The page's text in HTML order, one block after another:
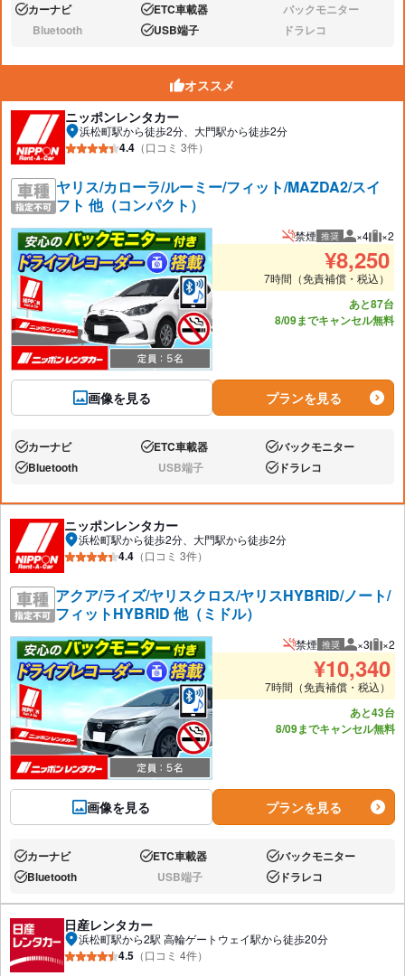
あり:カーナビ あり:ETC車載器 なし:バックモニター
なし:Bluetooth あり:USB端子 なし:ドラレコ
オススメ
ニッポンレンタカー
浜松町駅から徒歩2分、大門駅から徒歩2分
4.4 （口コミ 3件）
ヤリス/カローラ/ルーミー/フィット/MAZDA2/スイ
フト 他（コンパクト）
画像を見る
禁煙 推奨 推奨人数
×4 推奨
×2
¥8,250
7時間（免責補償・税込）
あと87台
8/09までキャンセル無料
プランを見る
あり:カーナビ あり:ETC車載器 あり:バックモニター
あり:Bluetooth なし:USB端子 あり:ドラレコ
ニッポンレンタカー
浜松町駅から徒歩2分、大門駅から徒歩2分
4.4 （口コミ 3件）
アクア/ライズ/ヤリスクロス/ヤリスHYBRID/ノート/
フィットHYBRID 他（ミドル）
画像を見る
禁煙 推奨 推奨人数
×3 推
×2
¥10,340
7時間（免責補償・税込）
あと43台
8/09までキャンセル無料
プランを見る
あり:カーナビ あり:ETC車載器 あり:バックモニター
あり:Bluetooth なし:USB端子 あり:ドラレコ
日産レンタカー
浜松町駅から2駅 高輪ゲートウェイ駅から徒歩20分
4.5 （口コミ 4件）